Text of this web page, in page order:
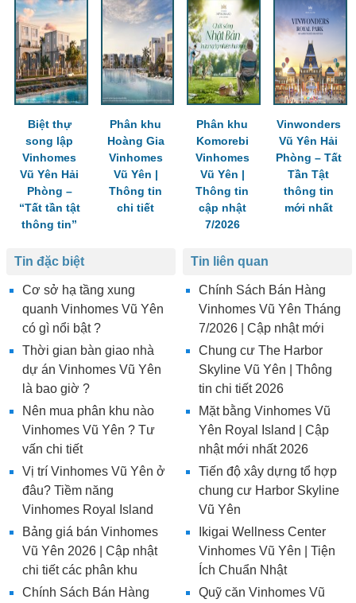
Biệt thự
song lập
Vinhomes
Vũ Yên Hải
Phòng –
“Tất tần tật
thông tin”
Phân khu
Hoàng Gia
Vinhomes
Vũ Yên |
Thông tin
chi tiết
Phân khu
Komorebi
Vinhomes
Vũ Yên |
Thông tin
cập nhật
7/2026
Vinwonders
Vũ Yên Hải
Phòng – Tất
Tần Tật
thông tin
mới nhất
Tin liên quan
Chính Sách Bán Hàng
Vinhomes Vũ Yên Tháng
7/2026 | Cập nhật mới
Chung cư The Harbor
Skyline Vũ Yên | Thông
tin chi tiết 2026
Mặt bằng Vinhomes Vũ
Yên Royal Island | Cập
nhật mới nhất 2026
Tiến độ xây dựng tổ hợp
chung cư Harbor Skyline
Vũ Yên
Ikigai Wellness Center
Vinhomes Vũ Yên | Tiện
Ích Chuẩn Nhật
Quỹ căn Vinhomes Vũ
Tin đặc biệt
Cơ sở hạ tầng xung
quanh Vinhomes Vũ Yên
có gì nổi bật ?
Thời gian bàn giao nhà
dự án Vinhomes Vũ Yên
là bao giờ ?
Nên mua phân khu nào
Vinhomes Vũ Yên ? Tư
vấn chi tiết
Vị trí Vinhomes Vũ Yên ở
đâu? Tiềm năng
Vinhomes Royal Island
Bảng giá bán Vinhomes
Vũ Yên 2026 | Cập nhật
chi tiết các phân khu
Chính Sách Bán Hàng